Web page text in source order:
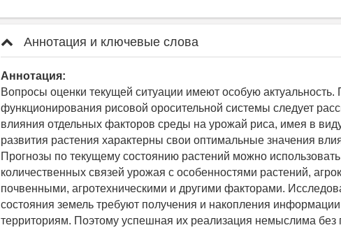
Аннотация и ключевые слова
Аннотация:
Вопросы оценки текущей ситуации имеют особую актуальность.
функционирования рисовой оросительной системы следует
влияния отдельных факторов среды на урожай риса, имея в
развития растения характерны свои оптимальные значения
Прогнозы по текущему состоянию растений можно
количественных связей урожая с особенностями растений,
почвенными, агротехническими и другими факторами.
состояния земель требуют получения и накопления
территориям. Поэтому успешная их реализация немыслима без